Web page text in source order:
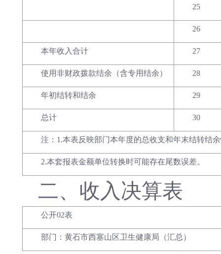
25
26
本年收入合计 27
使用非财政拨款结余（含专用结余） 28
年初结转和结余 29
总计 30
注：1.本表反映部门本年度的总收支和年末结转结
2.本套报表金额单位转换时可能存在尾数误差。
二、 收入决算表
公开02表
部门：黄石市西塞山区卫生健康局（汇总）